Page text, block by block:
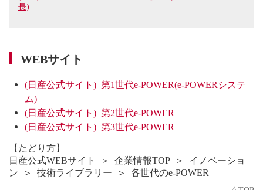
長)
WEBサイト
(日産公式サイト) 第1世代e-POWER(e-POWERシステ
ム)
(日産公式サイト) 第2世代e-POWER
(日産公式サイト) 第3世代e-POWER
【たどり方】
日産公式WEBサイト ＞ 企業情報TOP ＞ イノベーショ
ン ＞ 技術ライブラリー ＞ 各世代のe-POWER